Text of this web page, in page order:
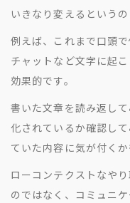
いきなり変えるという
例えば、これまで口頭
チャットなど文字に起
効果的です。
書いた文章を読み返し
化されているか確認し
ていた内容に気が付くか
ローコンテクストなや
のではなく、コミュニ